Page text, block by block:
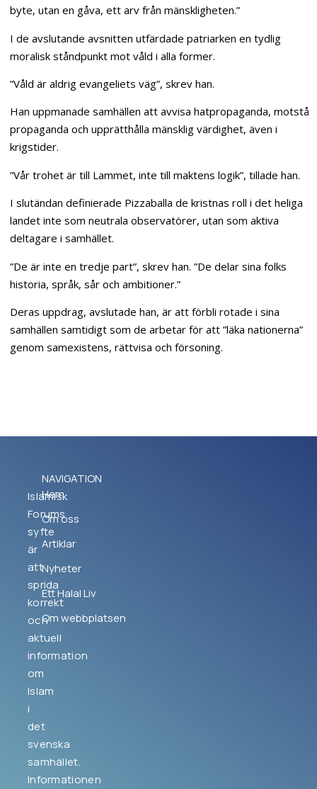
byte, utan en gåva, ett arv från mänskligheten.”
I de avslutande avsnitten utfärdade patriarken en tydlig
moralisk ståndpunkt mot våld i alla former.
”Våld är aldrig evangeliets väg”, skrev han.
Han uppmanade samhällen att avvisa hatpropaganda, motstå
propaganda och upprätthålla mänsklig värdighet, även i
krigstider.
”Vår trohet är till Lammet, inte till maktens logik”, tillade han.
I slutändan definierade Pizzaballa de kristnas roll i det heliga
landet inte som neutrala observatörer, utan som aktiva
deltagare i samhället.
”De är inte en tredje part”, skrev han. ”De delar sina folks
historia, språk, sår och ambitioner.”
Deras uppdrag, avslutade han, är att förbli rotade i sina
samhällen samtidigt som de arbetar för att ”läka nationerna”
genom samexistens, rättvisa och försoning.
Islamisk
Forums
syfte
är
att
sprida
korrekt
och
aktuell
information
om
Islam
i
det
svenska
samhället.
Informationen
NAVIGATION
Hem
Om oss
Artiklar
Nyheter
Ett Halal Liv
Om webbplatsen